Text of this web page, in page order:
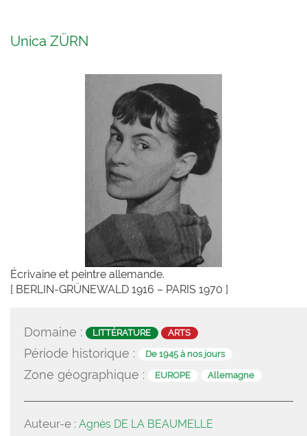
Unica ZÜRN
Écrivaine et peintre allemande.
[ BERLIN-GRÜNEWALD 1916 – PARIS 1970 ]
Domaine : LITTÉRATURE ARTS
Période historique : De 1945 à nos jours
Zone géographique : EUROPE Allemagne
Auteur-e : Agnès DE LA BEAUMELLE